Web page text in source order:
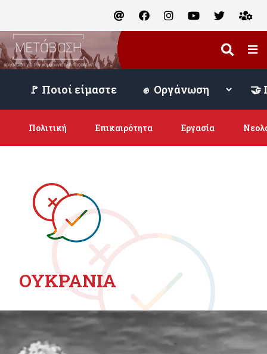
🚩 Ποιοί είμαστε
Πολιτική Επικαιρότητα Εργασία
ΟΥΚΡΑΝΙΑ